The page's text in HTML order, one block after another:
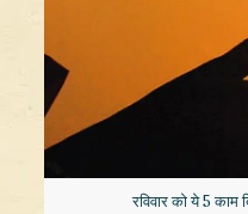
रविवार को ये 5